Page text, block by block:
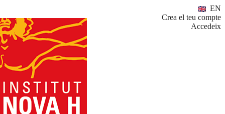
EN
Crea el teu compte
Accedeix